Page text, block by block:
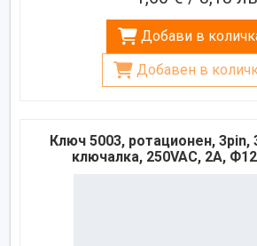
Добави в
Добавен в
Ключ 5003, ротационен,
ключалка, 250VAC, 2A,